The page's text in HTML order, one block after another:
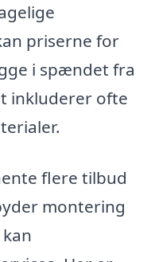
priserne for
i spændet fra
inkluderer ofte
flere tilbud
montering